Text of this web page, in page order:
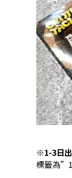
※1-3日出
標籤為